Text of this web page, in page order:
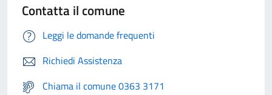
Contatta il comune
Leggi le domande frequenti
Richiedi Assistenza
Chiama il comune 0363 3171